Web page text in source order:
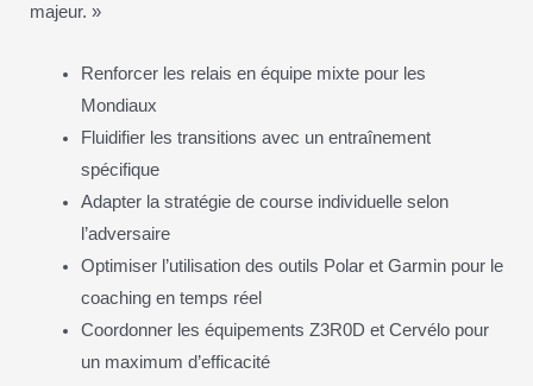
majeur. »
Renforcer les relais en équipe mixte pour les
Mondiaux
Fluidifier les transitions avec un entraînement
spécifique
Adapter la stratégie de course individuelle selon
l’adversaire
Optimiser l’utilisation des outils Polar et Garmin pour le
coaching en temps réel
Coordonner les équipements Z3R0D et Cervélo pour
un maximum d’efficacité